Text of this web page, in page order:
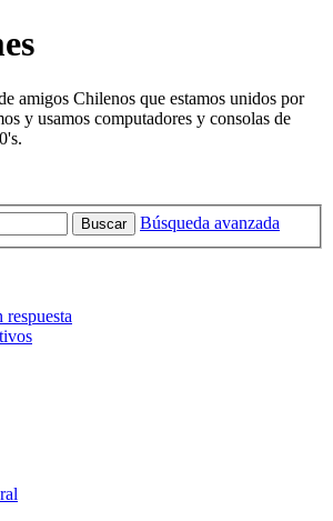
amigos Chilenos que estamos unidos por
y usamos computadores y consolas de
Buscar Búsqueda avanzada
respuesta